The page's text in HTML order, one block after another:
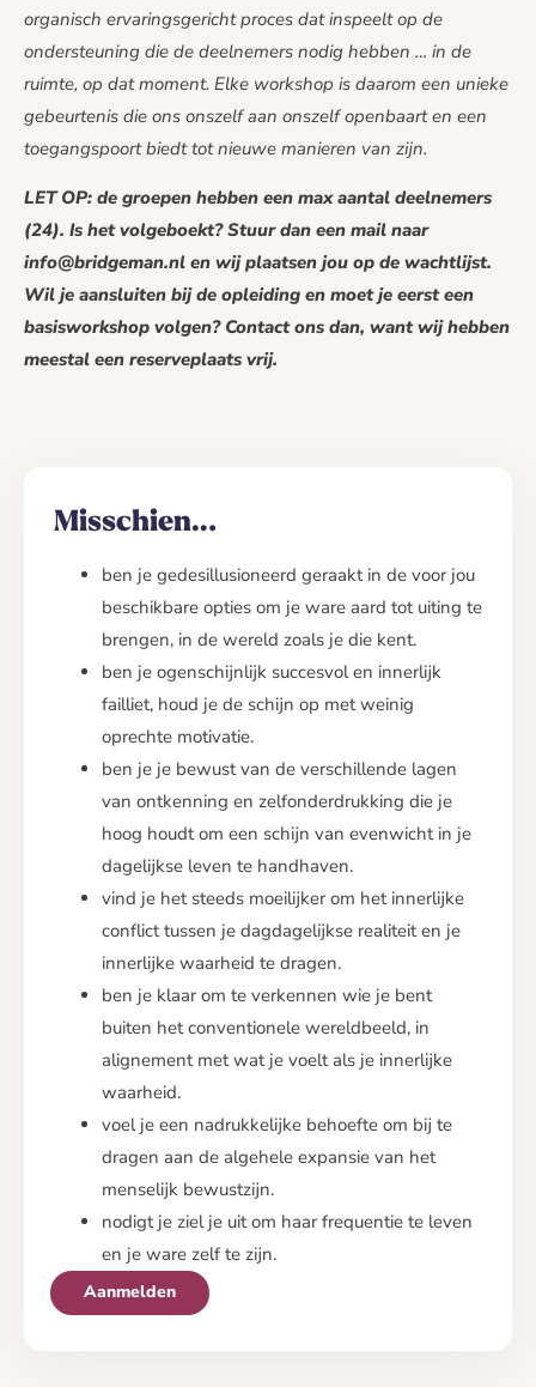
organisch ervaringsgericht proces dat inspeelt op de
ondersteuning die de deelnemers nodig hebben … in de
ruimte, op dat moment. Elke workshop is daarom een unieke
gebeurtenis die ons onszelf aan onszelf openbaart en een
toegangspoort biedt tot nieuwe manieren van zijn.
LET OP: de groepen hebben een max aantal deelnemers
(24). Is het volgeboekt? Stuur dan een mail naar
info@bridgeman.nl en wij plaatsen jou op de wachtlijst.
Wil je aansluiten bij de opleiding en moet je eerst een
basisworkshop volgen? Contact ons dan, want wij hebben
meestal een reserveplaats vrij.
Misschien…
ben je gedesillusioneerd geraakt in de voor jou
beschikbare opties om je ware aard tot uiting te
brengen, in de wereld zoals je die kent.
ben je ogenschijnlijk succesvol en innerlijk
failliet, houd je de schijn op met weinig
oprechte motivatie.
ben je je bewust van de verschillende lagen
van ontkenning en zelfonderdrukking die je
hoog houdt om een schijn van evenwicht in je
dagelijkse leven te handhaven.
vind je het steeds moeilijker om het innerlijke
conflict tussen je dagdagelijkse realiteit en je
innerlijke waarheid te dragen.
ben je klaar om te verkennen wie je bent
buiten het conventionele wereldbeeld, in
alignement met wat je voelt als je innerlijke
waarheid.
voel je een nadrukkelijke behoefte om bij te
dragen aan de algehele expansie van het
menselijk bewustzijn.
nodigt je ziel je uit om haar frequentie te leven
en je ware zelf te zijn.
Aanmelden